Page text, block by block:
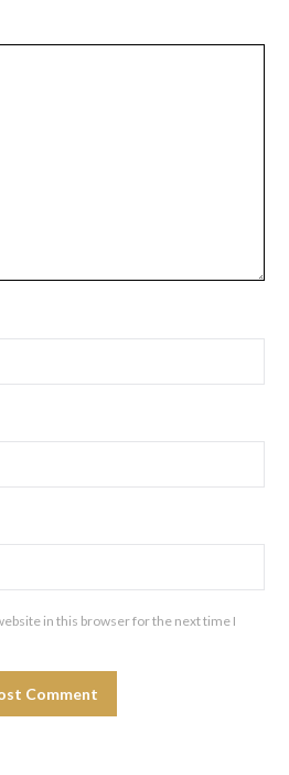
in this browser for the next time I